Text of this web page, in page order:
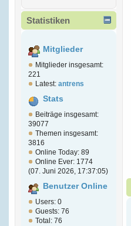
Statistiken
Mitglieder
Mitglieder insgesamt:
221
Latest: antrens
Stats
Beiträge insgesamt:
39077
Themen insgesamt:
3816
Online Today: 89
Online Ever: 1774
(07. Juni 2026, 17:37:05)
Benutzer Online
Users: 0
Guests: 76
Total: 76